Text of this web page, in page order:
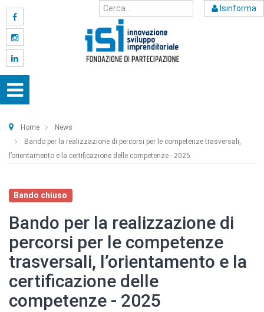
Isinforma
Home
News
Bando per la realizzazione di percorsi per le competenze trasversali,
l’orientamento e la certificazione delle competenze - 2025
Bando chiuso
Bando per la realizzazione di
percorsi per le competenze
trasversali, l’orientamento e la
certificazione delle
competenze - 2025